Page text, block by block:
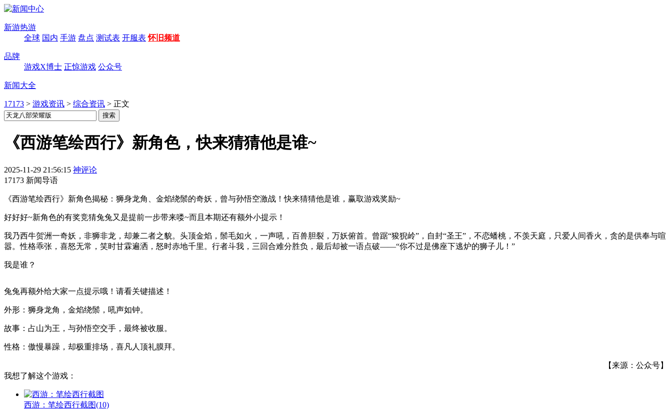
新游热游
全球 国内 手游 盘点 测试表 开服表 怀旧频道
品牌
游戏X博士 正惊游戏 公众号
新闻大全
17173 > 游戏资讯 > 综合资讯 > 正文
《西游笔绘西行》新角色，快来猜猜他是谁~
2025-11-29 21:56:15 神评论
17173 新闻导语
《西游笔绘西行》新角色揭秘：狮身龙角、金焰绕鬃的奇妖，曾与孙悟空激战！快来猜猜他是谁，赢取游戏奖励~
好好好~新角色的有奖竞猜兔兔又是提前一步带来喽~而且本期还有额外小提示！
我乃西牛贺洲一奇妖，非狮非龙，却兼二者之貌。头顶金焰，鬃毛如火，一声吼，百兽胆裂，万妖俯首。曾踞“狻猊岭”，自封“圣王”，不恋蟠桃，不羡天庭，只爱人间香火，贪的是供奉与喧
嚣。性格乖张，喜怒无常，笑时甘霖遍洒，怒时赤地千里。行者斗我，三回合难分胜负，最后却被一语点破——“你不过是佛座下逃炉的狮子儿！”
我是谁？
兔兔再额外给大家一点提示哦！请看关键描述！
外形：狮身龙角，金焰绕鬃，吼声如钟。
故事：占山为王，与孙悟空交手，最终被收服。
性格：傲慢暴躁，却极重排场，喜凡人顶礼膜拜。
【来源：公众号】
我想了解这个游戏：
西游：笔绘西行截图(10)